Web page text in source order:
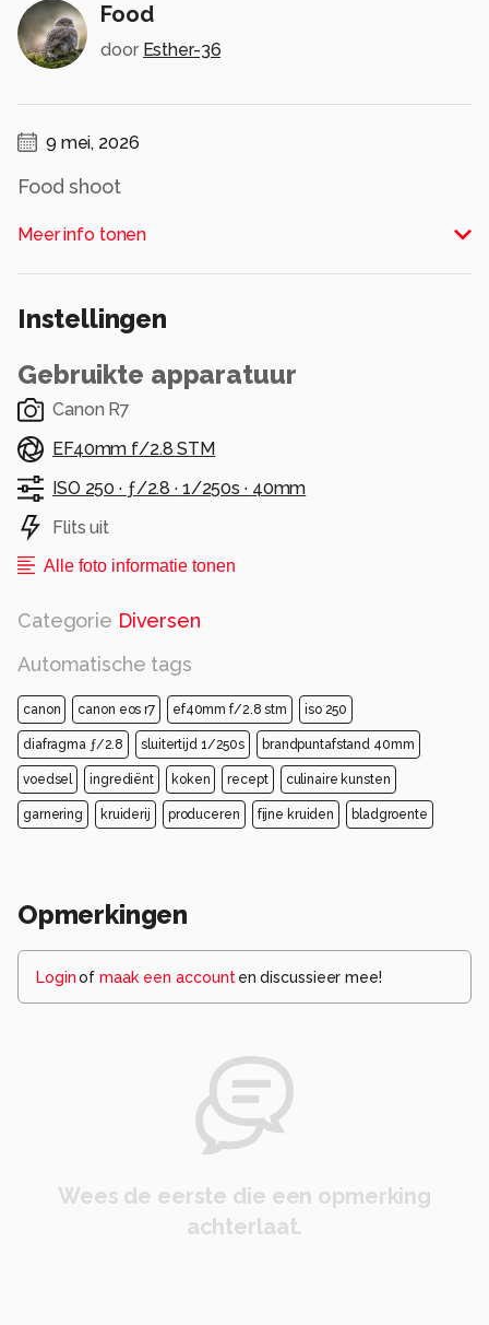
Food
door Esther-36
9 mei, 2026
Food shoot
Alle rechten voorbehouden
Meer info tonen
Instellingen
Gebruikte apparatuur
Canon R7
EF40mm f/2.8 STM
ISO 250 · ƒ/2.8 · 1/250s · 40mm
Flits uit
Alle foto informatie tonen
Categorie Diversen
Automatische tags
canon canon eos r7 ef40mm f/2.8 stm iso 250
diafragma ƒ/2.8 sluitertijd 1/250s brandpuntafstand 40mm
voedsel ingrediënt koken recept culinaire kunsten
garnering kruiderij produceren fijne kruiden bladgroente
Opmerkingen
Loginof maak een account en discussieer mee!
Wees de eerste die een opmerking
achterlaat.